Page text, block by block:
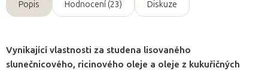
Popis Hodnocení (23) Diskuze
Vynikající vlastnosti za studena lisovaného
slunečnicového, ricinového oleje a oleje z kukuřičných